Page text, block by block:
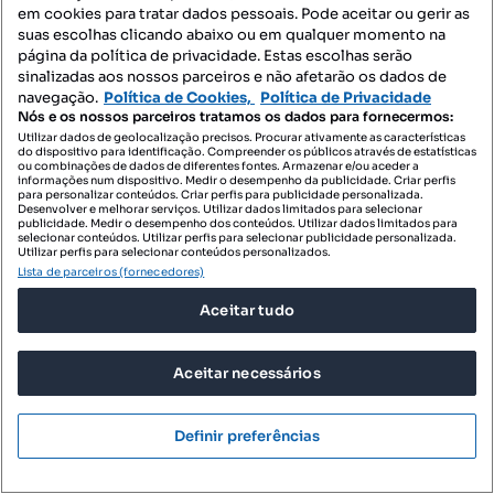
Imóveis para arrendar - Agualva-Cacém
Apartamentos para arrendar - Agualva-Cacém
T0 para arrendar - Agualva-Cacém
Moradias para arrendar - Agualva-Cacém
Quartos para arrendar - Agualva-Cacém
Terrenos para arrendar - Agualva-Cacém
Espaços comerciais para arrendar - Agualva-Cacém
Escritórios para arrendar - Agualva-Cacém
Armazéns para arrendar - Agualva-Cacém
Garagens para arrendar - Agualva-Cacém
Villa para arrendar - Agualva-Cacém
Penthouse para arrendar - Agualva-Cacém
em cookies para tratar dados pessoais. Pode aceitar ou gerir as
suas escolhas clicando abaixo ou em qualquer momento na
página da política de privacidade. Estas escolhas serão
sinalizadas aos nossos parceiros e não afetarão os dados de
navegação. Política de Cookies, Política de Privacidade
Nós e os nossos parceiros tratamos os dados para fornecermos:
Utilizar dados de geolocalização precisos. Procurar ativamente as características
do dispositivo para identificação. Compreender os públicos através de estatísticas
ou combinações de dados de diferentes fontes. Armazenar e/ou aceder a
informações num dispositivo. Medir o desempenho da publicidade. Criar perfis
para personalizar conteúdos. Criar perfis para publicidade personalizada.
Desenvolver e melhorar serviços. Utilizar dados limitados para selecionar
publicidade. Medir o desempenho dos conteúdos. Utilizar dados limitados para
selecionar conteúdos. Utilizar perfis para selecionar publicidade personalizada.
Utilizar perfis para selecionar conteúdos personalizados.
Lista de parceiros (fornecedores)
Aceitar tudo
Aceitar necessários
Definir preferências